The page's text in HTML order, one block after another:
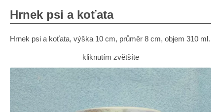
Hrnek psi a koťata
Hrnek psi a koťata, výška 10 cm, průměr 8 cm, objem 310 ml.
kliknutím zvětšíte